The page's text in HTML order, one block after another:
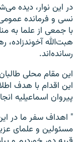
در این نوار، دیده
نسی و فرمانده
با جمعی از علما به
هبت‌الله آخوندزاده،
رسانده‌اند.
این مقام محلی
این اقدام با هدف
پیروان اسماعیلیه
" اهداف سفر ما در
مسئولین و علمای